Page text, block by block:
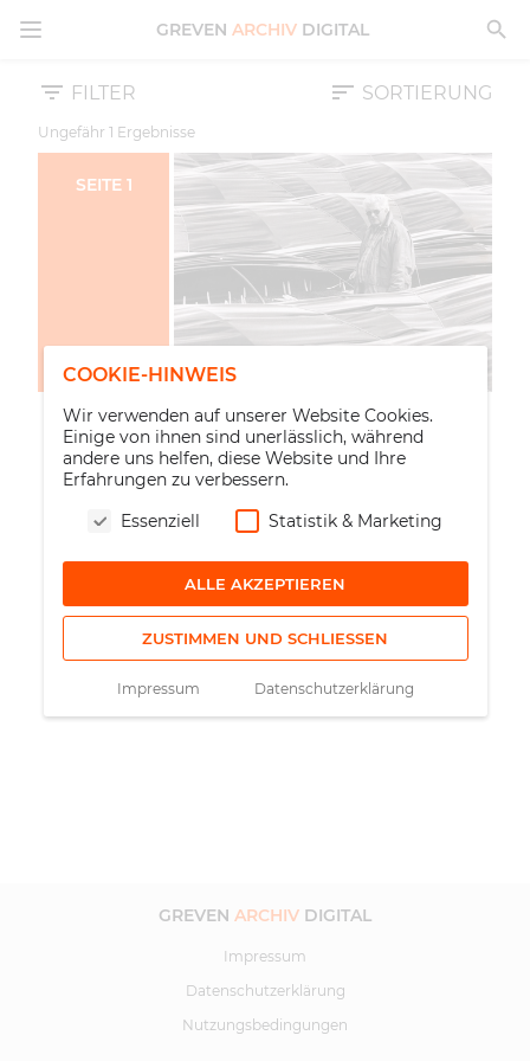
MENÜ ÖFFNEN GREVEN ARCHIVDIGITAL
FILTER SORTIERUNG
Ungefähr 1 Ergebnisse
SEITE 1
GREVEN ARCHIV DIGITAL
Impressum
Datenschutzerklärung
Nutzungsbedingungen
COOKIE-HINWEIS
Wir verwenden auf unserer Website Cookies.
Einige von ihnen sind unerlässlich, während
andere uns helfen, diese Website und Ihre
Erfahrungen zu verbessern.
Essenziell
Statistik & Marketing
ALLE AKZEPTIEREN
ZUSTIMMEN UND SCHLIESSEN
Impressum Datenschutzerklärung